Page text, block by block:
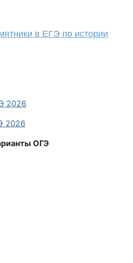
в ЕГЭ по истории
2026
2026
ОГЭ